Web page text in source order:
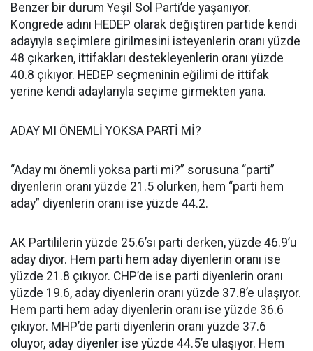
Benzer bir durum Yeşil Sol Parti’de yaşanıyor.
Kongrede adını HEDEP olarak değiştiren partide kendi
adayıyla seçimlere girilmesini isteyenlerin oranı yüzde
48 çıkarken, ittifakları destekleyenlerin oranı yüzde
40.8 çıkıyor. HEDEP seçmeninin eğilimi de ittifak
yerine kendi adaylarıyla seçime girmekten yana.
ADAY MI ÖNEMLİ YOKSA PARTİ Mİ?
“Aday mı önemli yoksa parti mi?” sorusuna “parti”
diyenlerin oranı yüzde 21.5 olurken, hem “parti hem
aday” diyenlerin oranı ise yüzde 44.2.
AK Partililerin yüzde 25.6’sı parti derken, yüzde 46.9’u
aday diyor. Hem parti hem aday diyenlerin oranı ise
yüzde 21.8 çıkıyor. CHP’de ise parti diyenlerin oranı
yüzde 19.6, aday diyenlerin oranı yüzde 37.8’e ulaşıyor.
Hem parti hem aday diyenlerin oranı ise yüzde 36.6
çıkıyor. MHP’de parti diyenlerin oranı yüzde 37.6
oluyor, aday diyenler ise yüzde 44.5’e ulaşıyor. Hem